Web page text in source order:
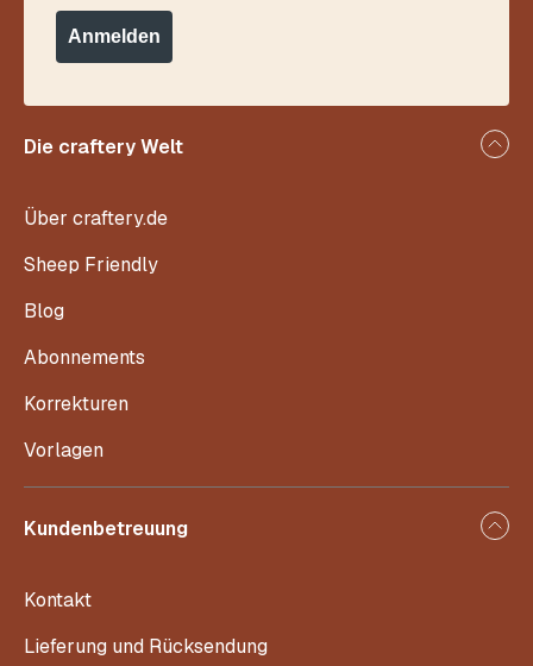
Die craftery Welt
Über craftery.de
Sheep Friendly
Blog
Abonnements
Korrekturen
Vorlagen
Kundenbetreuung
Kontakt
Lieferung und Rücksendung
Anmelden